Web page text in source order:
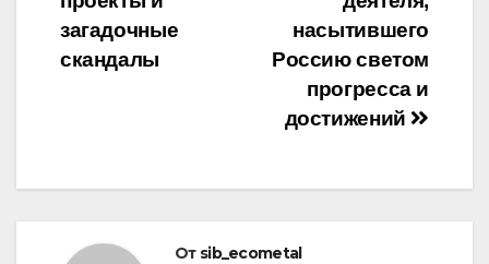
насытившего
Россию светом
прогресса и
достижений
загадочные
скандалы
От sib_ecometal